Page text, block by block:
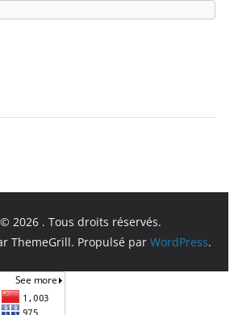
2026 . Tous droits réservés.
ThemeGrill. Propulsé parWordPress.